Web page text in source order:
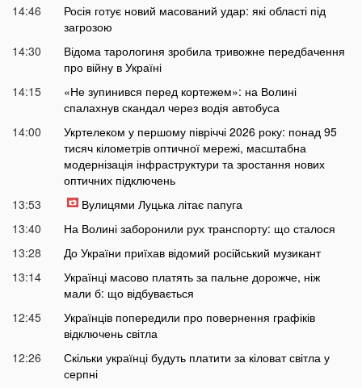
14:46
Росія готує новий масований удар: які області під
загрозою
14:30
Відома тарологиня зробила тривожне передбачення
про війну в Україні
14:15
«Не зупинився перед кортежем»: на Волині
спалахнув скандал через водія автобуса
14:00
Укртелеком у першому півріччі 2026 року: понад 95
тисяч кілометрів оптичної мережі, масштабна
модернізація інфраструктури та зростання нових
оптичних підключень
13:53
Вулицями Луцька літає папуга
13:40
На Волині заборонили рух транспорту: що сталося
13:28
До України приїхав відомий російський музикант
13:14
Українці масово платять за пальне дорожче, ніж
мали б: що відбувається
12:45
Українців попередили про повернення графіків
відключень світла
12:26
Скільки українці будуть платити за кіловат світла у
серпні